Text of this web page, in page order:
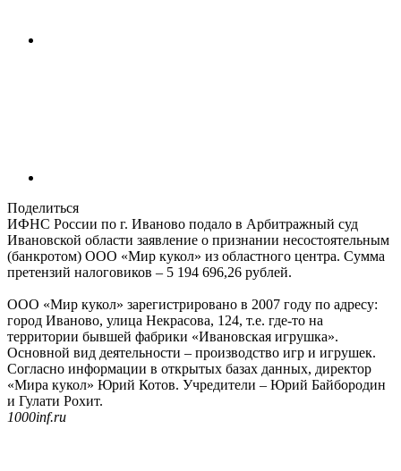
Поделиться
ИФНС России по г. Иваново подало в Арбитражный суд
Ивановской области заявление о признании несостоятельным
(банкротом) ООО «Мир кукол» из областного центра. Сумма
претензий налоговиков – 5 194 696,26 рублей.
ООО «Мир кукол» зарегистрировано в 2007 году по адресу:
город Иваново, улица Некрасова, 124, т.е. где-то на
территории бывшей фабрики «Ивановская игрушка».
Основной вид деятельности – производство игр и игрушек.
Согласно информации в открытых базах данных, директор
«Мира кукол» Юрий Котов. Учредители – Юрий Байбородин
и Гулати Рохит.
1000inf.ru